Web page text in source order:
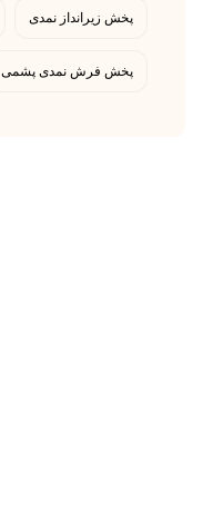
پخش زیرانداز نمدی
پخش فرش نمدی پشمی